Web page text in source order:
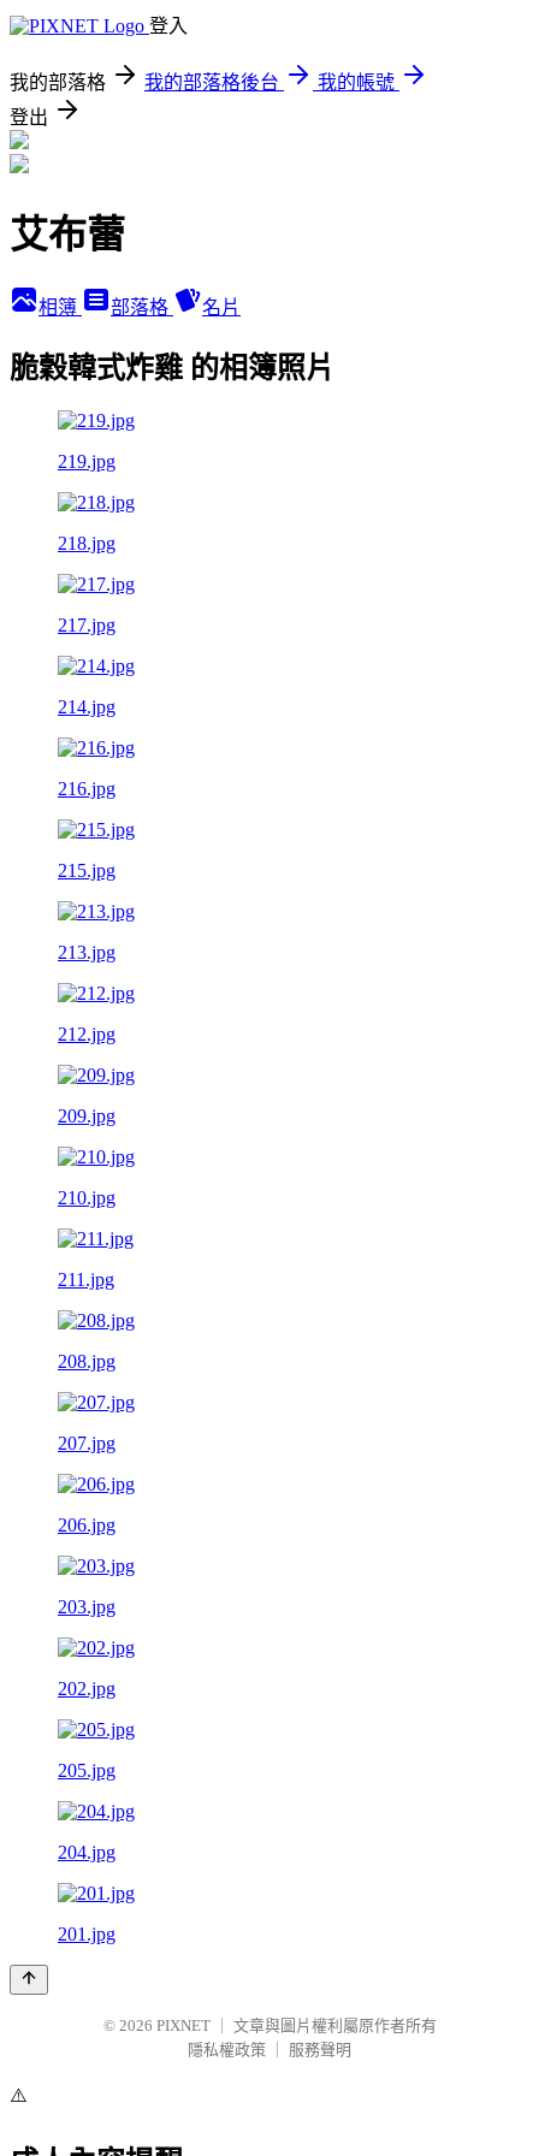
登入
我的部落格 我的部落格後台
我的帳號
登出
艾布蕾
相簿 部落格 名片
脆穀韓式炸雞 的相簿照片
219.jpg
218.jpg
217.jpg
214.jpg
216.jpg
215.jpg
213.jpg
212.jpg
209.jpg
210.jpg
211.jpg
208.jpg
207.jpg
206.jpg
203.jpg
202.jpg
205.jpg
204.jpg
201.jpg
© 2026 PIXNET
文章與圖片權利屬原作者所有
隱私權政策
服務聲明
⚠️